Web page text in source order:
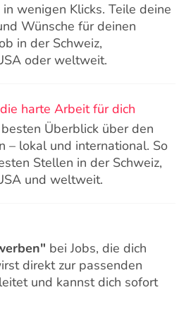
wenigen Klicks. Teile deine
Wünsche für deinen
in der Schweiz,
oder weltweit.
harte Arbeit für dich
Überblick über den
– lokal und international. So
Stellen in der Schweiz,
und weltweit.
bei Jobs, die dich
direkt zur passenden
und kannst dich sofort